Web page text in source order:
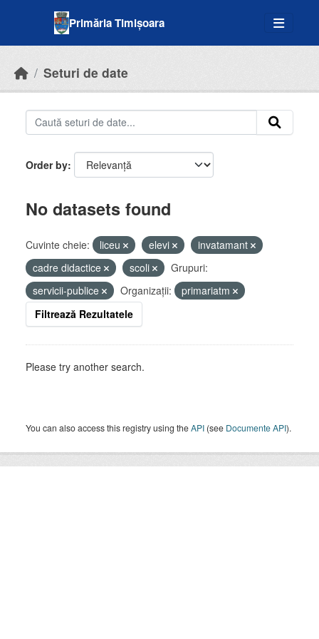
Primăria Timișoara
Seturi de date
Order by
No datasets found
Cuvinte cheie: liceu elevi
invatamant
cadre didactice
scoli
Grupuri:
servicii-publice
Organizații:
primariatm
Filtrează Rezultatele
Please try another search.
You can also access this registry using theAPI (see Documente API).